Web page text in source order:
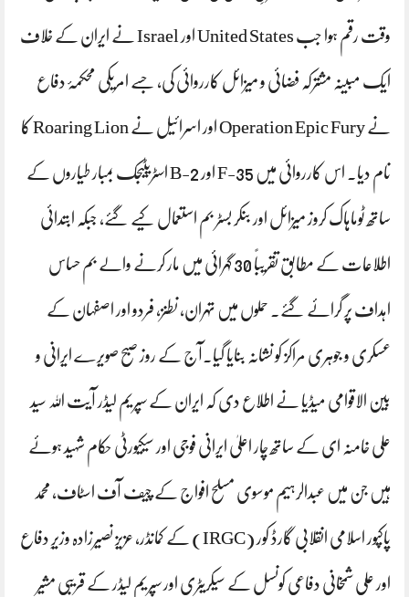
وقت رقم ہوا جب United States اور Israel نے ایران کے خلاف
ایک مبینہ مشترکہ فضائی و میزائل کارروائی کی، جسے امریکی محکمۂ دفاع
نے Operation Epic Fury اور اسرائیل نے Roaring Lion کا
نام دیا۔ اس کارروائی میں F-35 اور B-2 اسٹریٹیجک بمبار طیاروں کے
ساتھ ٹوماہاک کروز میزائل اور بنکر بسٹر بم استعمال کیے گئے، جبکہ ابتدائی
اطلاعات کے مطابق تقریباً 30 گہرائی میں مار کرنے والے بم حساس
اہداف پر گرائے گئے۔ حملوں میں تہران، نطنز، فردو اور اصفہان کے
عسکری و جوہری مراکز کو نشانہ بنایا گیا۔آج کے روز صبح صویرے ایرانی و
بین الاقوامی میڈیا نے اطلاع دی کہ ایران کے سپریم لیڈر آیت اللہ سید
علی خامنہ ای کے ساتھ چار اعلیٰ ایرانی فوجی اور سیکیورٹی حکام شہید ہوئے
ہیں جن میں عبدالرہیم موسوی مسلح افواج کے چیف آف اسٹاف، محمد
پاکپور اسلامی انقلابی گارڈ کور (IRGC) کے کمانڈر، عزیز نصیرزادہ وزیرِ دفاع
اور علی شمخانی دفاعی کونسل کے سیکریٹری اور سپریم لیڈر کے قریبی مشیر